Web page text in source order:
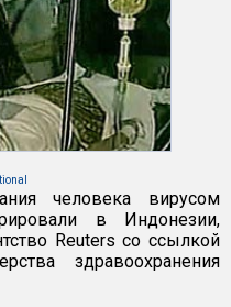
человека вирусом
в Индонезии,
Reuters со ссылкой
здравоохранения